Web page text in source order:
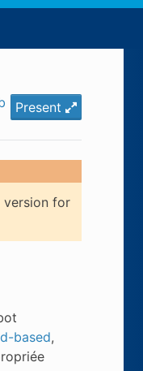
Present
version for
based,